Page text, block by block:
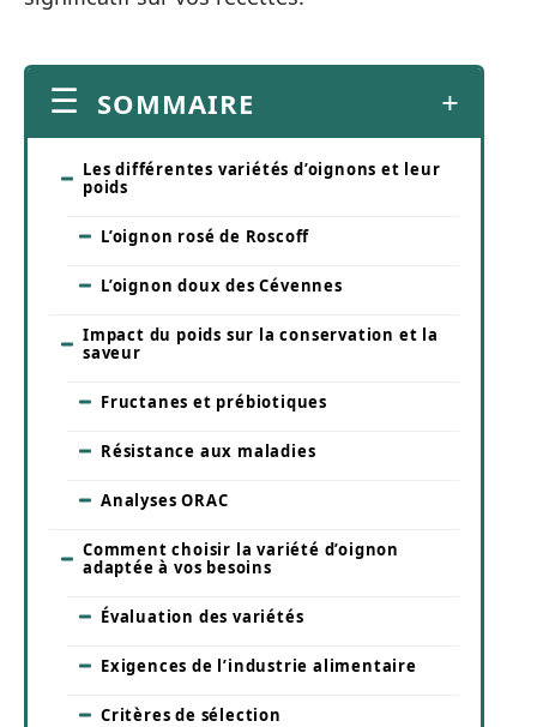
SOMMAIRE
Les différentes variétés d’oignons et leur
poids
L’oignon rosé de Roscoff
L’oignon doux des Cévennes
Impact du poids sur la conservation et la
saveur
Fructanes et prébiotiques
Résistance aux maladies
Analyses ORAC
Comment choisir la variété d’oignon
adaptée à vos besoins
Évaluation des variétés
Exigences de l’industrie alimentaire
Critères de sélection